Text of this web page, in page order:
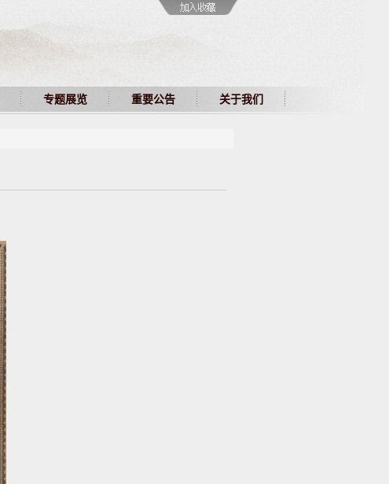
专题展览 重要公告 关于我们